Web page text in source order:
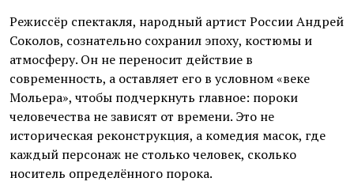
Режиссёр спектакля, народный артист России Андрей
Соколов, сознательно сохранил эпоху, костюмы и
атмосферу. Он не переносит действие в
современность, а оставляет его в условном «веке
Мольера», чтобы подчеркнуть главное: пороки
человечества не зависят от времени. Это не
историческая реконструкция, а комедия масок, где
каждый персонаж не столько человек, сколько
носитель определённого порока.